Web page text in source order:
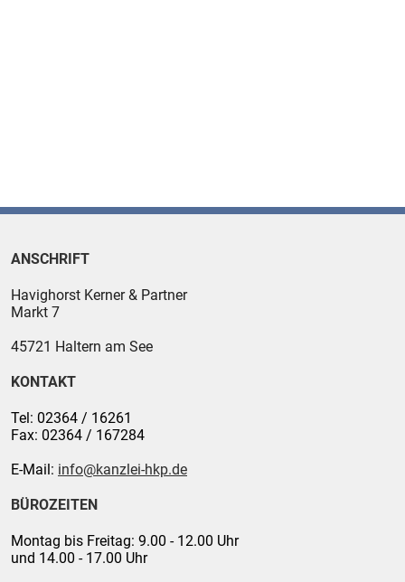
ANSCHRIFT
Havighorst Kerner & Partner
Markt 7
45721 Haltern am See
KONTAKT
Tel: 02364 / 16261
Fax: 02364 / 167284
E-Mail: info@kanzlei-hkp.de
BÜROZEITEN
Montag bis Freitag: 9.00 - 12.00 Uhr
und 14.00 - 17.00 Uhr